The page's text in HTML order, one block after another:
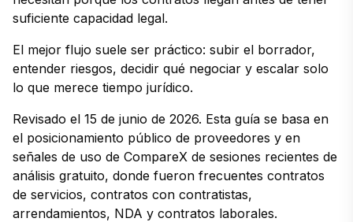
suficiente capacidad legal.
El mejor flujo suele ser práctico: subir el borrador,
entender riesgos, decidir qué negociar y escalar solo
lo que merece tiempo jurídico.
Revisado el 15 de junio de 2026. Esta guía se basa en
el posicionamiento público de proveedores y en
señales de uso de CompareX de sesiones recientes de
análisis gratuito, donde fueron frecuentes contratos
de servicios, contratos con contratistas,
arrendamientos, NDA y contratos laborales.